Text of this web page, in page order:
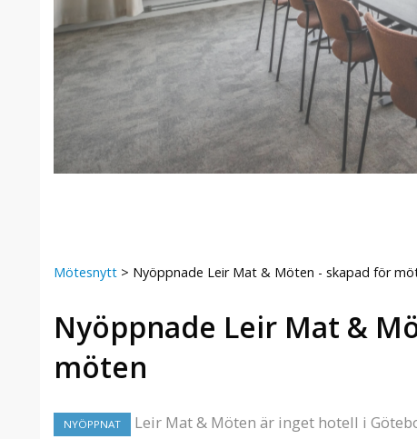
Mötesnytt > Nyöppnade Leir Mat & Möten - skapad för
Nyöppnade Leir Mat &
möten
NYÖPPNAT
Leir Mat & Möten är inget hotell i